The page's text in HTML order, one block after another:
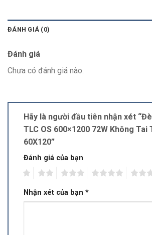
ĐÁNH GIÁ (0)
Đánh giá
Chưa có đánh giá nào.
Hãy là người đầu tiên nhận xét
TLC OS 600×1200 72W Không Tai
60X120”
Đánh giá của bạn
Nhận xét của bạn *